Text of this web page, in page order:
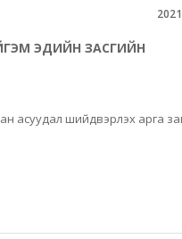
ЭДИЙН ЗАСГИЙН
асуудал шийдвэрлэх арга